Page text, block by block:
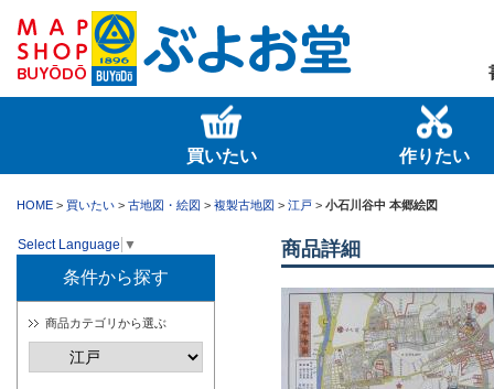
買いたい 作りたい
HOME > 買いたい > 古地図・絵図 > 複製古地図 > 江戸 > 小石川谷中 本郷絵図
Select Language ▼
条件から探す
商品カテゴリから選ぶ
商品詳細